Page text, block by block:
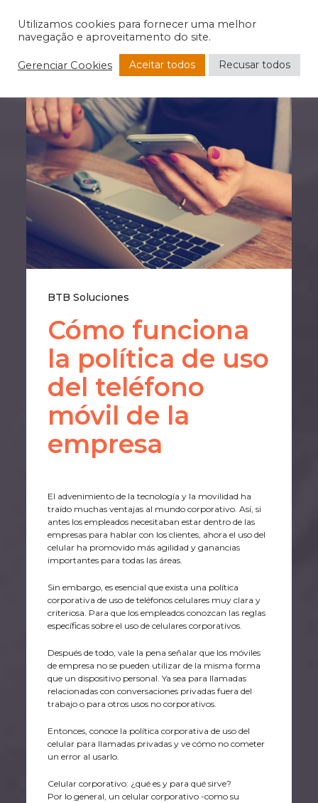
BTB Soluciones
Cómo funciona
la política de uso
del teléfono
móvil de la
empresa
El advenimiento de la tecnología y la movilidad ha
traído muchas ventajas al mundo corporativo. Así, si
antes los empleados necesitaban estar dentro de las
empresas para hablar con los clientes, ahora el uso del
celular ha promovido más agilidad y ganancias
importantes para todas las áreas.
Sin embargo, es esencial que exista una política
corporativa de uso de teléfonos celulares muy clara y
criteriosa. Para que los empleados conozcan las reglas
específicas sobre el uso de celulares corporativos.
Después de todo, vale la pena señalar que los móviles
de empresa no se pueden utilizar de la misma forma
que un dispositivo personal. Ya sea para llamadas
relacionadas con conversaciones privadas fuera del
trabajo o para otros usos no corporativos.
Entonces, conoce la política corporativa de uso del
celular para llamadas privadas y ve cómo no cometer
un error al usarlo.
Celular corporativo: ¿qué es y para qué sirve?
Por lo general, un celular corporativo -como su
Utilizamos cookies para fornecer uma melhor
navegação e aproveitamento do site.
Gerenciar Cookies Aceitar todos Recusar todos